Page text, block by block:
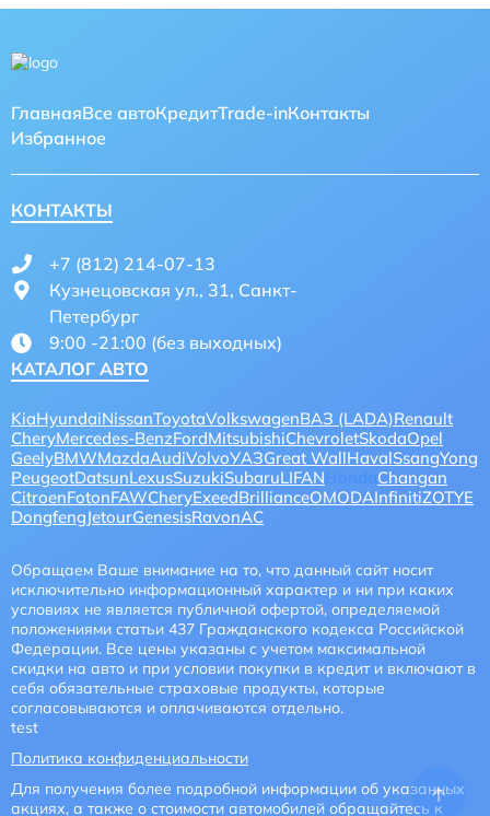
ГлавнаяВсе автоКредитTrade-inКонтакты
Избранное
КАТАЛОГ АВТО
KiaHyundaiNissanToyotaVolkswagenВАЗ (LADA)Renault
CheryMercedes-BenzFordMitsubishiChevroletSkodaOpel
GeelyBMWMazdaAudiVolvoУАЗGreat WallHavalSsangYong
PeugeotDatsunLexusSuzukiSubaruLIFAN
Changan
CitroenFotonFAWCheryExeedBrillianceOMODAInfinitiZOTYE
DongfengJetourGenesisRavonAC
КОНТАКТЫ
+7 (812) 214-07-13
Кузнецовская ул., 31, Санкт-
Петербург
9:00 -21:00 (без выходных)
Обращаем Ваше внимание на то, что данный сайт носит
исключительно информационный характер и ни при каких
условиях не является публичной офертой, определяемой
положениями статьи 437 Гражданского кодекса Российской
Федерации. Все цены указаны с учетом максимальной
скидки на авто и при условии покупки в кредит и включают в
себя обязательные страховые продукты, которые
согласовываются и оплачиваются отдельно.
test
Политика конфиденциальности
Для получения более подробной информации об указанных
акциях, а также о стоимости автомобилей обращайтесь к